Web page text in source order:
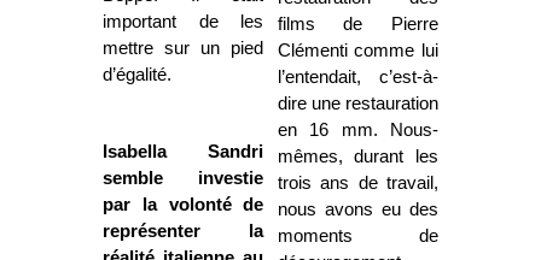
important de les
mettre sur un pied
d’égalité.
Isabella Sandri
semble investie
par la volonté de
représenter la
films de Pierre
Clémenti comme lui
l’entendait, c’est-à-
dire une restauration
en 16 mm. Nous-
mêmes, durant les
trois ans de travail,
nous avons eu des
moments de